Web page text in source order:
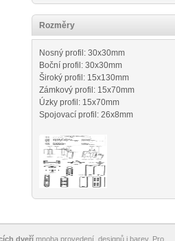
Rozměry
Nosný profil: 30x30mm
Boční profil: 30x30mm
Široký profil: 15x130mm
Zámkový profil: 15x70mm
Úzky profil: 15x70mm
Spojovací profil: 26x8mm
dveří mnoha provedení, designů i barev. Pro